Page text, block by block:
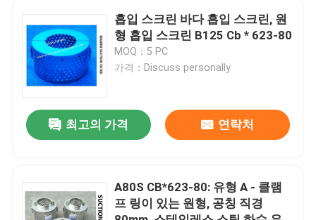
연락처
견적 요청
마린 에어 벤트 헤드
해양 해수 여과기
흡입 스크린 바다 흡입 스크린, 원
형 흡입 스크린 B125 Cb * 623-80
MOQ：5 PC
가격：Discuss personally
최고의 가격 연락처
A80S CB*623-80: 유형 A - 클램
프 링이 있는 원형, 공칭 직경